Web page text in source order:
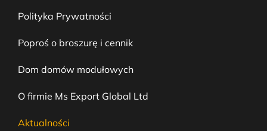
Polityka Prywatności
Poproś o broszurę i cennik
Dom domów modułowych
O firmie Ms Export Global Ltd
Aktualności